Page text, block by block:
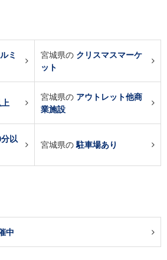
ミ
宮城県の クリスマスマーケ
ット
宮城県の アウトレット他商
業施設
以
宮城県の駐車場あり
中